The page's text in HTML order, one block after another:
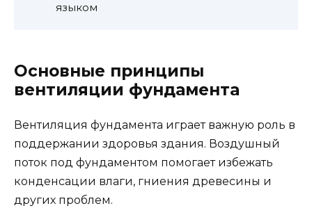
языком
Основные принципы
вентиляции фундамента
Вентиляция фундамента играет важную роль в
поддержании здоровья здания. Воздушный
поток под фундаментом помогает избежать
конденсации влаги, гниения древесины и
других проблем.